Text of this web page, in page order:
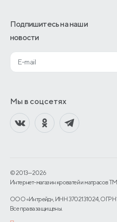
Подпишитесь на наши
новости
Мы в соцсетях
© 2013—2026
Интернет-магазин кроватей и матрасов
ООО «Интрейд», ИНН 3702131024, ОГРН
Все права защищены.